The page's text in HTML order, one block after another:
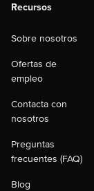
Recursos
Sobre nosotros
Ofertas de
empleo
Contacta con
nosotros
Preguntas
frecuentes (FAQ)
Blog